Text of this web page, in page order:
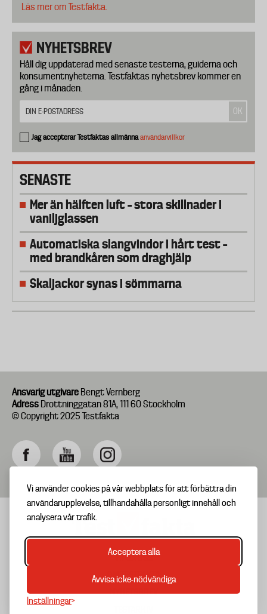
Vi använder cookies på vår webbplats för att förbättra din
användarupplevelse, tillhandahålla personligt innehåll och
analysera vår trafik.
Acceptera alla
Avvisa icke-nödvändiga
Inställningar
Läs mer om Testfakta.
NYHETSBREV
Håll dig uppdaterad med senaste testerna, guiderna och
konsumentnyheterna. Testfaktas nyhetsbrev kommer en
gång i månaden.
Jag accepterar Testfaktas allmännaanvändarvillkor
SENASTE
Mer än hälften luft – stora skillnader i
vaniljglassen
Automatiska slangvindor i hårt test –
med brandkåren som draghjälp
Skaljackor synas i sömmarna
Ansvarig utgivare Bengt Vernberg
Adress Drottninggatan 81A, 111 60 Stockholm
© Copyright 2025 Testfakta
Footer
menu
TIPSA OSS
OM TESTFAKTA
NYHETSBREV